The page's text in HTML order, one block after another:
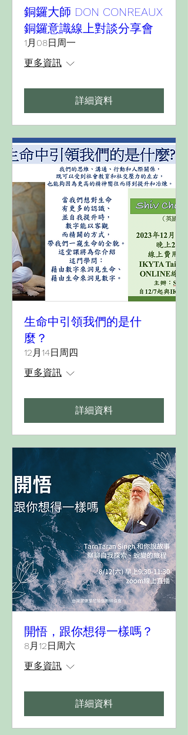
銅鑼大師 DON CONREAUX
銅鑼意識線上對談分享會
1月08日周一
更多資訊
詳細資料
生命中引領我們的是什
麼？
12月14日周四
更多資訊
詳細資料
開悟，跟你想得一樣嗎？
8月12日周六
更多資訊
詳細資料